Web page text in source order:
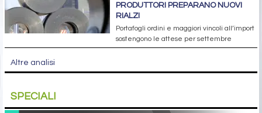
PRODUTTORI PREPARANO NUOVI
RIALZI
Portafogli ordini e maggiori vincoli all’import
sostengono le attese per settembre
Altre analisi
SPECIALI